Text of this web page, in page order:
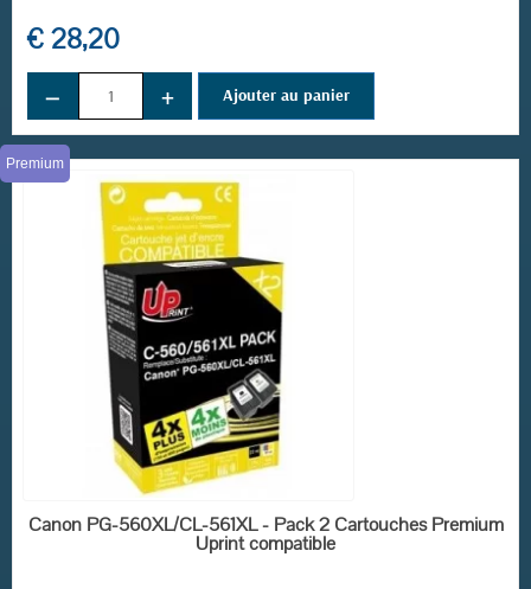
(3 avis)
€ 28,20
− + Ajouter au panier
EN STOCK
Premium
Canon PG-560XL/CL-561XL - Pack 2 Cartouches Premium
Uprint compatible